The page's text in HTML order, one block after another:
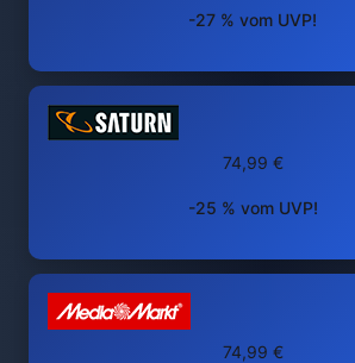
-27 % vom UVP!
74,99 €
-25 % vom UVP!
74,99 €